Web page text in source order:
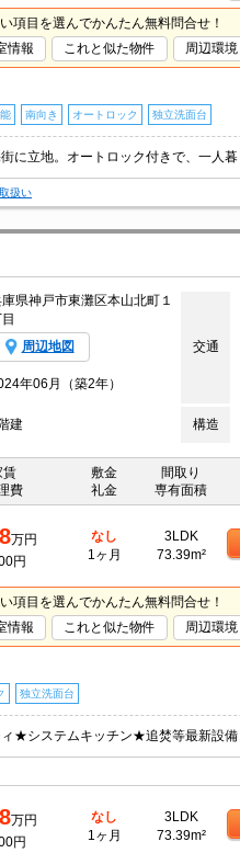
項目を選んでかんたん無料問合せ！
情報 これと似た物件 周辺環境
南向き オートロック 独立洗面台
扱い
県神戸市東灘区本山北町１
周辺地図 交通
年06月（築2年）
建 構造
賃
費
敷金
礼金
間取り
専有面積
万円
円
なし
1ヶ月
3LDK
73.39m²
項目を選んでかんたん無料問合せ！
情報 これと似た物件 周辺環境
独立洗面台
★システムキッチン★追焚等最新設備
万円
円
なし
1ヶ月
3LDK
73.39m²